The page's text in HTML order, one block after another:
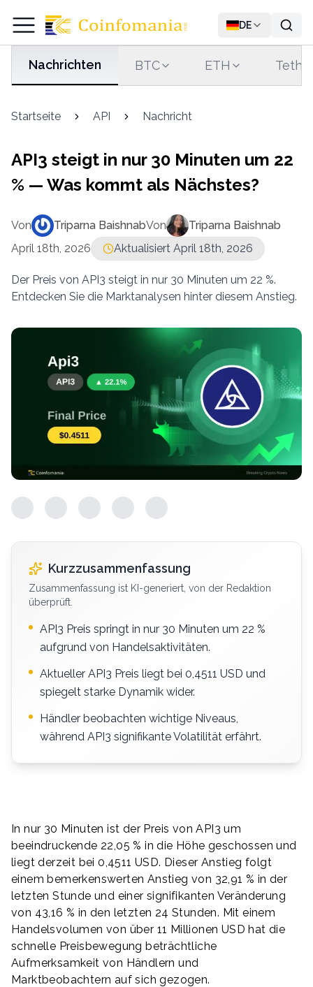
DE
Nachrichten BTC ETH
Startseite API Nachricht
API3 steigt in nur 30 Minuten um 22
% — Was kommt als Nächstes?
Von Triparna BaishnabVon
Triparna Baishnab
April 18th, 2026
Aktualisiert April 18th, 2026
Der Preis von API3 steigt in nur 30 Minuten um 22 %.
Entdecken Sie die Marktanalysen hinter diesem Anstieg.
Kurzzusammenfassung
Zusammenfassung ist KI-generiert, von der Redaktion
überprüft.
API3 Preis springt in nur 30 Minuten um 22 %
aufgrund von Handelsaktivitäten.
Aktueller API3 Preis liegt bei 0,4511 USD und
spiegelt starke Dynamik wider.
Händler beobachten wichtige Niveaus,
während API3 signifikante Volatilität erfährt.
In nur 30 Minuten ist der Preis von API3 um
beeindruckende 22,05 % in die Höhe geschossen und
liegt derzeit bei 0,4511 USD. Dieser Anstieg folgt
einem bemerkenswerten Anstieg von 32,91 % in der
letzten Stunde und einer signifikanten Veränderung
von 43,16 % in den letzten 24 Stunden. Mit einem
Handelsvolumen von über 11 Millionen USD hat die
schnelle Preisbewegung beträchtliche
Aufmerksamkeit von Händlern und
Marktbeobachtern auf sich gezogen.